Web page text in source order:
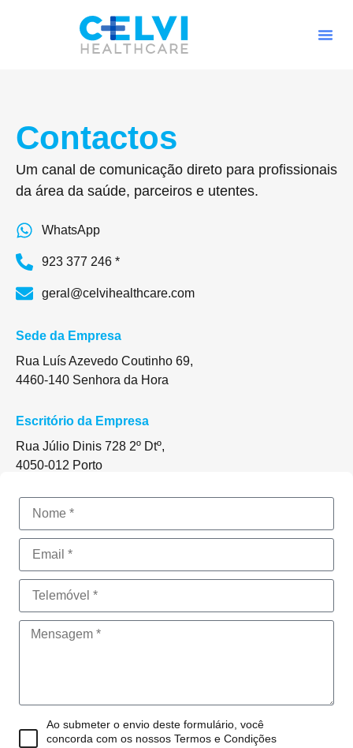
Contactos
Um canal de comunicação direto para profissionais
da área da saúde, parceiros e utentes.
WhatsApp
923 377 246 *
geral@celvihealthcare.com
Sede da Empresa
Rua Luís Azevedo Coutinho 69,
4460-140 Senhora da Hora
Escritório da Empresa
Rua Júlio Dinis 728 2º Dtº,
4050-012 Porto
Ao submeter o envio deste formulário, você
concorda com os nossos Termos e Condições